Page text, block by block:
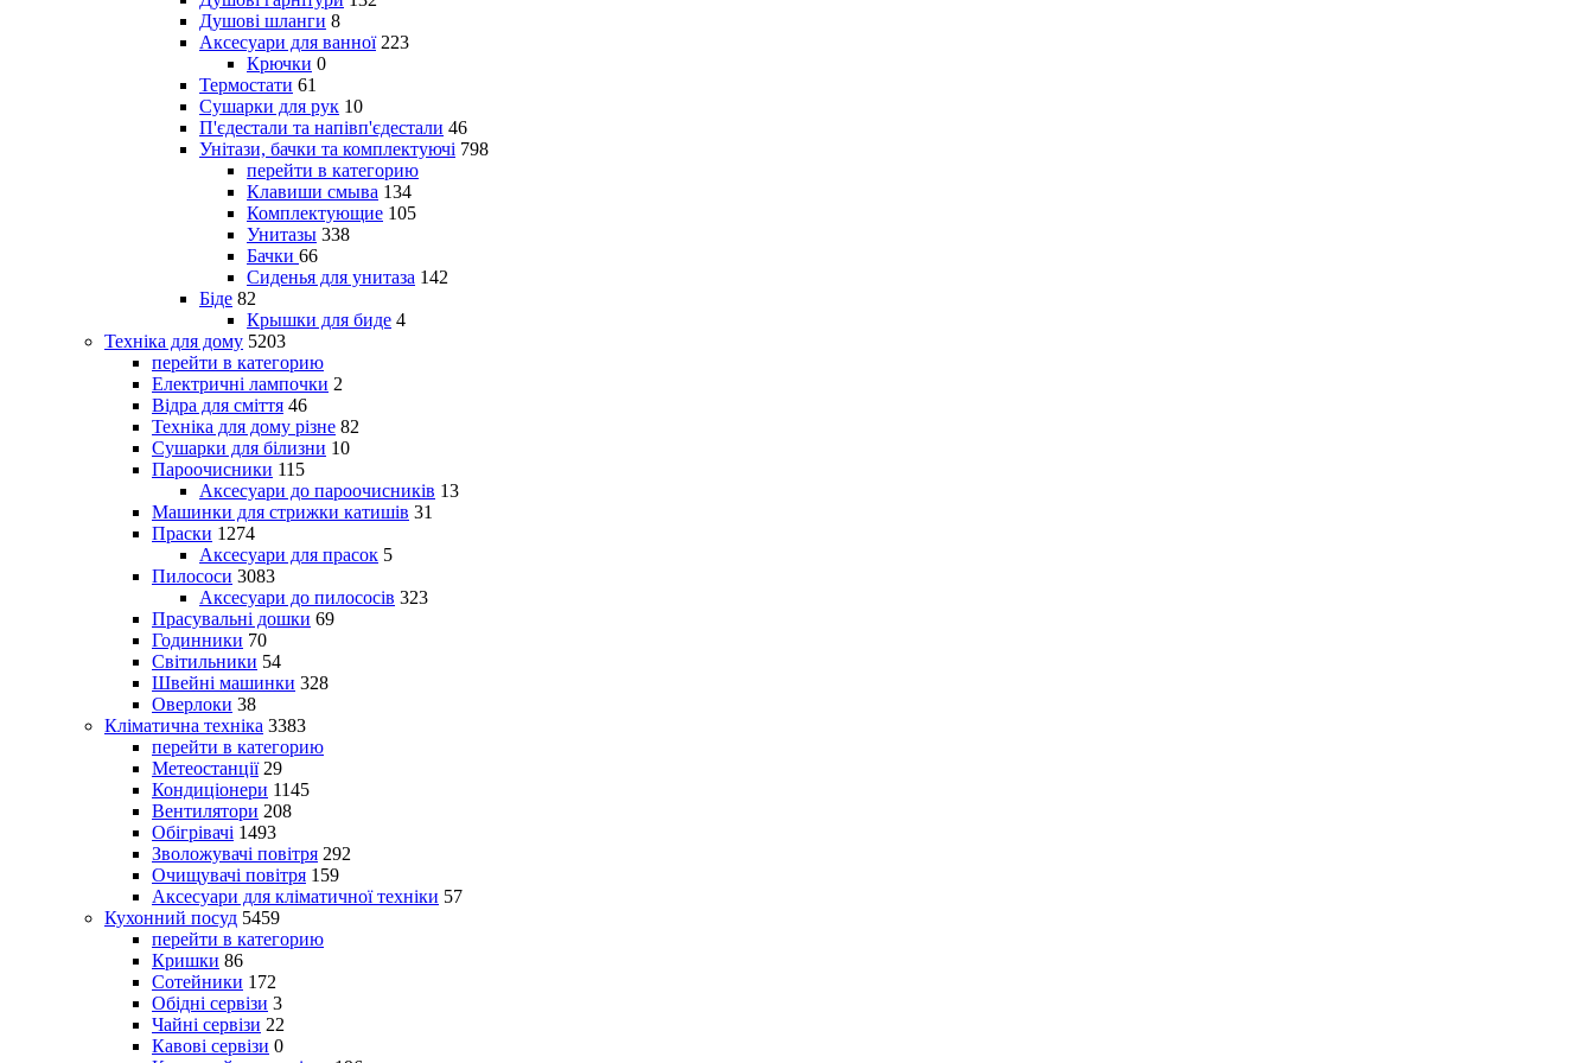
Душові шланги 8
Аксесуари для ванної 223
Крючки 0
Термостати 61
Сушарки для рук 10
П'єдестали та напівп'єдестали 46
Унітази, бачки та комплектуючі 798
перейти в категорию
Клавиши смыва 134
Комплектующие 105
Унитазы 338
Бачки 66
Сиденья для унитаза 142
Біде 82
Крышки для биде 4
Техніка для дому 5203
перейти в категорию
Електричні лампочки 2
Відра для сміття 46
Техніка для дому різне 82
Сушарки для білизни 10
Пароочисники 115
Аксесуари до пароочисників 13
Машинки для стрижки катишів 31
Праски 1274
Аксесуари для прасок 5
Пилососи 3083
Аксесуари до пилососів 323
Прасувальні дошки 69
Годинники 70
Світильники 54
Швейні машинки 328
Оверлоки 38
Кліматична техніка 3383
перейти в категорию
Метеостанції 29
Кондиціонери 1145
Вентилятори 208
Обігрівачі 1493
Зволожувачі повітря 292
Очищувачі повітря 159
Аксесуари для кліматичної техніки 57
Кухонний посуд 5459
перейти в категорию
Кришки 86
Сотейники 172
Обідні сервізи 3
Чайні сервізи 22
Кавові сервізи 0